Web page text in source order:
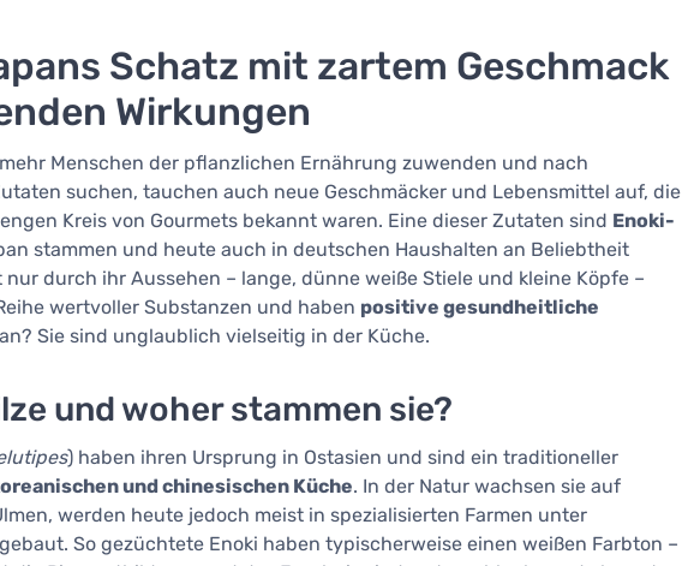
Schatz mit zartem Geschmack
Wirkungen
Menschen der pflanzlichen Ernährung zuwenden und nach
suchen, tauchen auch neue Geschmäcker und Lebensmittel auf, die
Kreis von Gourmets bekannt waren. Eine dieser Zutaten sind Enoki-
stammen und heute auch in deutschen Haushalten an Beliebtheit
durch ihr Aussehen – lange, dünne weiße Stiele und kleine Köpfe –
wertvoller Substanzen und haben positive gesundheitliche
Sie sind unglaublich vielseitig in der Küche.
und woher stammen sie?
) haben ihren Ursprung in Ostasien und sind ein traditioneller
und chinesischen Küche. In der Natur wachsen sie auf
werden heute jedoch meist in spezialisierten Farmen unter
So gezüchtete Enoki haben typischerweise einen weißen Farbton –